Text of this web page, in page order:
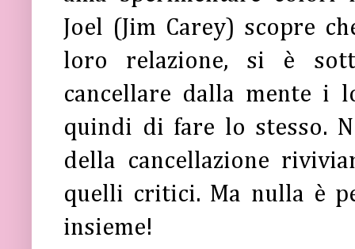
Joel (Jim Carey) scopre
loro relazione, si è
cancellare dalla mente i
quindi di fare lo stesso.
della cancellazione
quelli critici. Ma nulla è
insieme!